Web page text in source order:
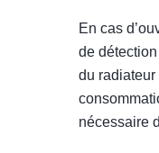
En cas
de
du
nécessaire